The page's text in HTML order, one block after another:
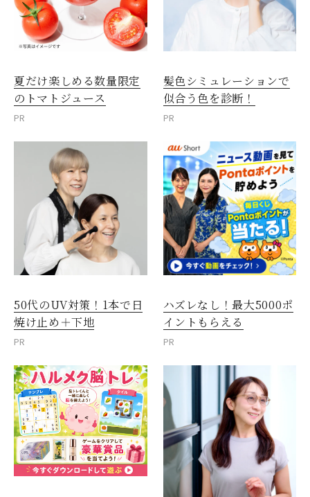
夏だけ楽しめる数量限定
のトマトジュース
PR
髪色シミュレーションで
似合う色を診断！
PR
50代のUV対策！1本で日
焼け止め＋下地
PR
ハズレなし！最大5000ポ
イントもらえる
PR